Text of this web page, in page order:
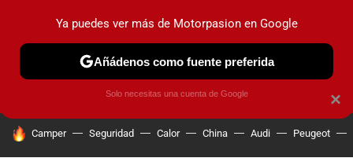
PRUEBAS COCHES ELÉCTRICOS OBSERVATORIO
HOY SE HABLA DE
Camper Seguridad Calor China Audi Peugeot
×
Ya puedes ver más de Motorpasion en Google
Añádenos como fuente preferida
Solo necesitas una cuenta de Google